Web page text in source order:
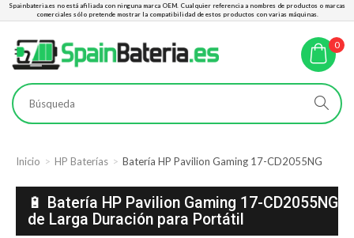
Spainbateria.es no está afiliada con ninguna marca OEM. Cualquier referencia a nombres de productos o marcas
comerciales sólo pretende mostrar la compatibilidad de estos productos con varias máquinas.
0
Inicio HP Baterías Batería HP Pavilion Gaming 17-CD2055NG
🔋 Batería HP Pavilion Gaming 17-CD2055NG
de Larga Duración para Portátil